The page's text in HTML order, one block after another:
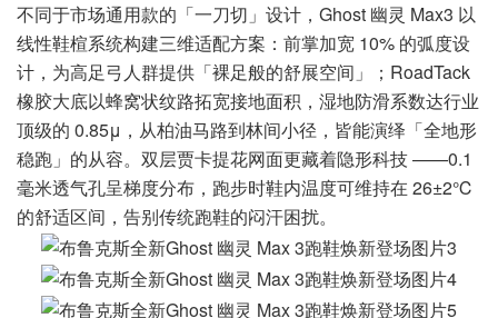
不同于市场通用款的「一刀切」设计，Ghost 幽灵 Max3 以
线性鞋楦系统构建三维适配方案：前掌加宽 10% 的弧度设
计，为高足弓人群提供「裸足般的舒展空间」；RoadTack
橡胶大底以蜂窝状纹路拓宽接地面积，湿地防滑系数达行业
顶级的 0.85μ，从柏油马路到林间小径，皆能演绎「全地形
稳跑」的从容。双层贾卡提花网面更藏着隐形科技 ——0.1
毫米透气孔呈梯度分布，跑步时鞋内温度可维持在 26±2℃
的舒适区间，告别传统跑鞋的闷汗困扰。